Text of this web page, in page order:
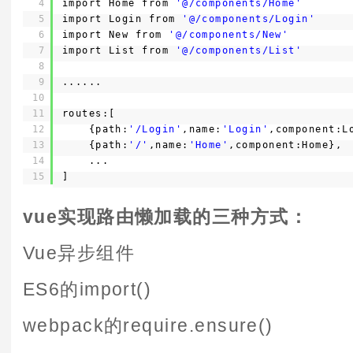
4
5
6
7
8
9
10
11
12
13
14
15
import Home from
'@/components/Home'
import Login from
'@/components/Login'
import New from
'@/components/New'
import List from
'@/components/List'
......
routes:[
{path: '/Login' ,name: 'Login'
{path: '/' ,name: 'Home' ,component:Home},
...
]
vue实现路由懒加载的三种方式：
Vue异步组件
ES6的import()
webpack的require.ensure()